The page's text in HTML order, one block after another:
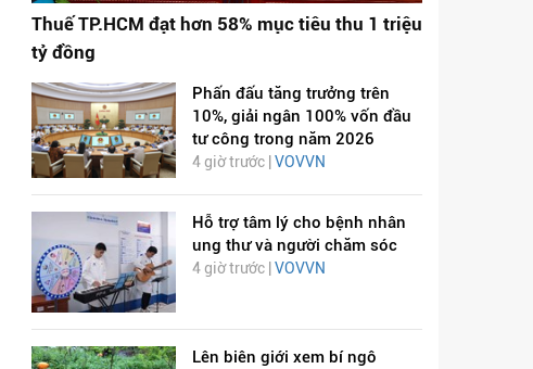
Thuế TP.HCM đạt hơn 58% mục tiêu thu 1 triệu
tỷ đồng
Phấn đấu tăng trưởng trên
10%, giải ngân 100% vốn đầu
tư công trong năm 2026
4 giờ trước | VOVVN
Hỗ trợ tâm lý cho bệnh nhân
ung thư và người chăm sóc
4 giờ trước | VOVVN
Lên biên giới xem bí ngô